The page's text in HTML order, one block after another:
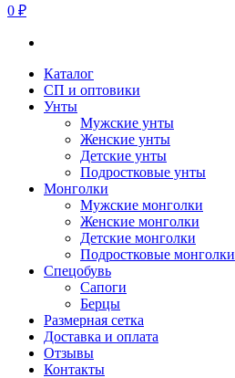
0 ₽
Каталог
СП и оптовики
Унты
Мужские унты
Женские унты
Детские унты
Подростковые унты
Монголки
Мужские монголки
Женские монголки
Детские монголки
Подростковые монголки
Спецобувь
Сапоги
Берцы
Размерная сетка
Доставка и оплата
Отзывы
Контакты